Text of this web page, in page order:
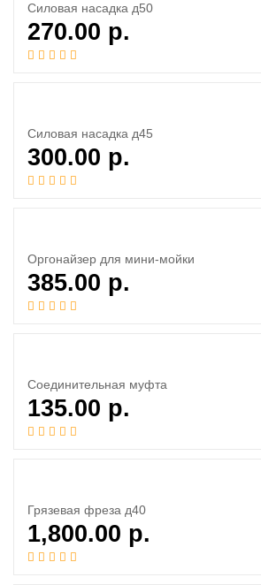
Силовая насадка д50
270.00 р.
Силовая насадка д45
300.00 р.
Оргонайзер для мини-мойки
385.00 р.
Соединительная муфта
135.00 р.
Грязевая фреза д40
1,800.00 р.